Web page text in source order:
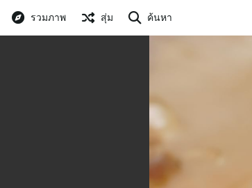
รวมภาพ สุ่ม ค้นหา